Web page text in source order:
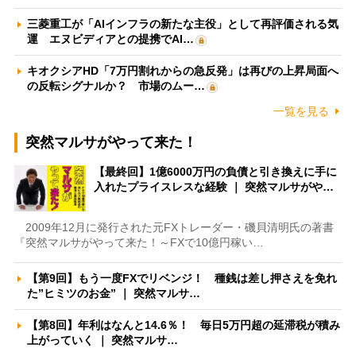
三菱重工が「AIインフラの新たな主役」として再評価される気
運 エヌビディアとの提携でAI…
キオクシアHD「7万円割れからの急反発」は再びの上昇局面へ
の反転シグナルか？ 市場のムー…
一覧を見る
突然マルサがやって来た！
【最終回】1億6000万円の負債と引き換えに手に
入れたプライスレスな経験 ｜ 突然マルサがや…
2009年12月に発行された元FXトレーダー・磯貝清明氏の著書
『突然マルサがやって来た！～FXで10億円稼い…
【第9回】もう一度FXでリベンジ！ 種銭は差し押さえを免れ
た”ヒミツのお金” ｜ 突然マルサ…
【第8回】年利はなんと14.6％！ 毎日5万円超の延滞税が積み
上がっていく ｜ 突然マルサ…